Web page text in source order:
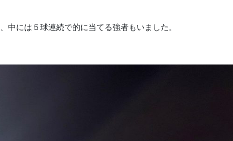
中には５球連続で的に当てる強者もいました。